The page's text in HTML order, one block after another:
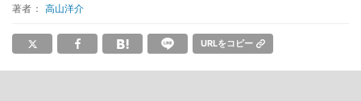
著者： 高山洋介
URLをコピー